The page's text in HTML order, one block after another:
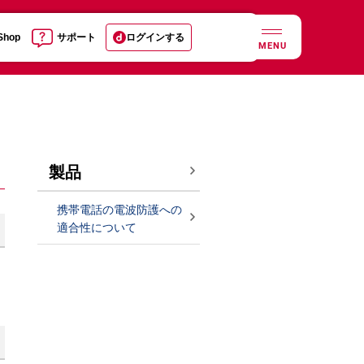
サポート ログインする
MENU
製品
携帯電話の電波防護への
適合性について